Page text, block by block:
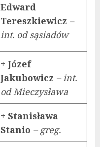
Edward
Tereszkiewicz –
int. od sąsiadów
+ Józef
Jakubowicz – int.
od Mieczysława
+ Stanisława
Stanio – greg.